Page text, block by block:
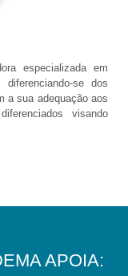
especializada em
se dos
a sua adequação aos
visando
APOIA: